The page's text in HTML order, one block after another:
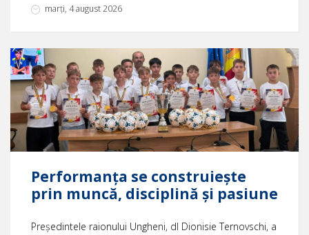
marți, 4 august 2026
Performanța se construiește
prin muncă, disciplină și pasiune
Președintele raionului Ungheni, dl Dionisie Ternovschi, a